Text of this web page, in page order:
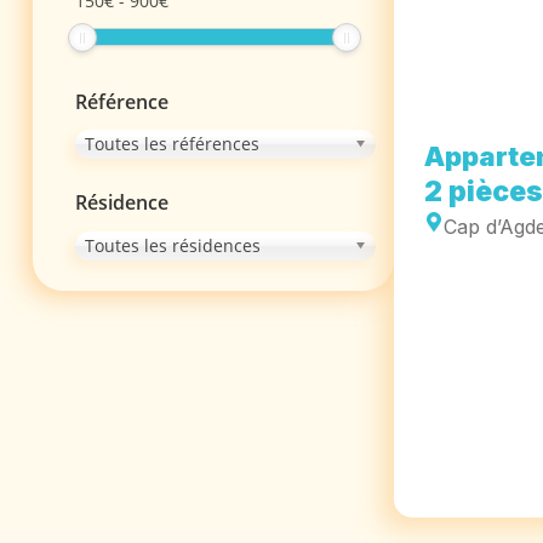
Référence
Toutes les références
Résidence
Toutes les résidences
2 pièces
Cap